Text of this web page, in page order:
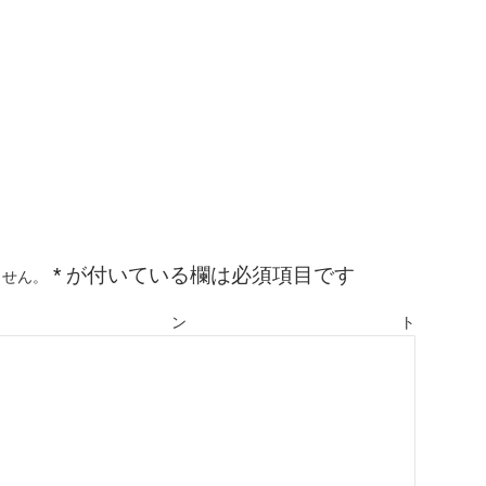
ん。 * が付いている欄は必須項目です
ント